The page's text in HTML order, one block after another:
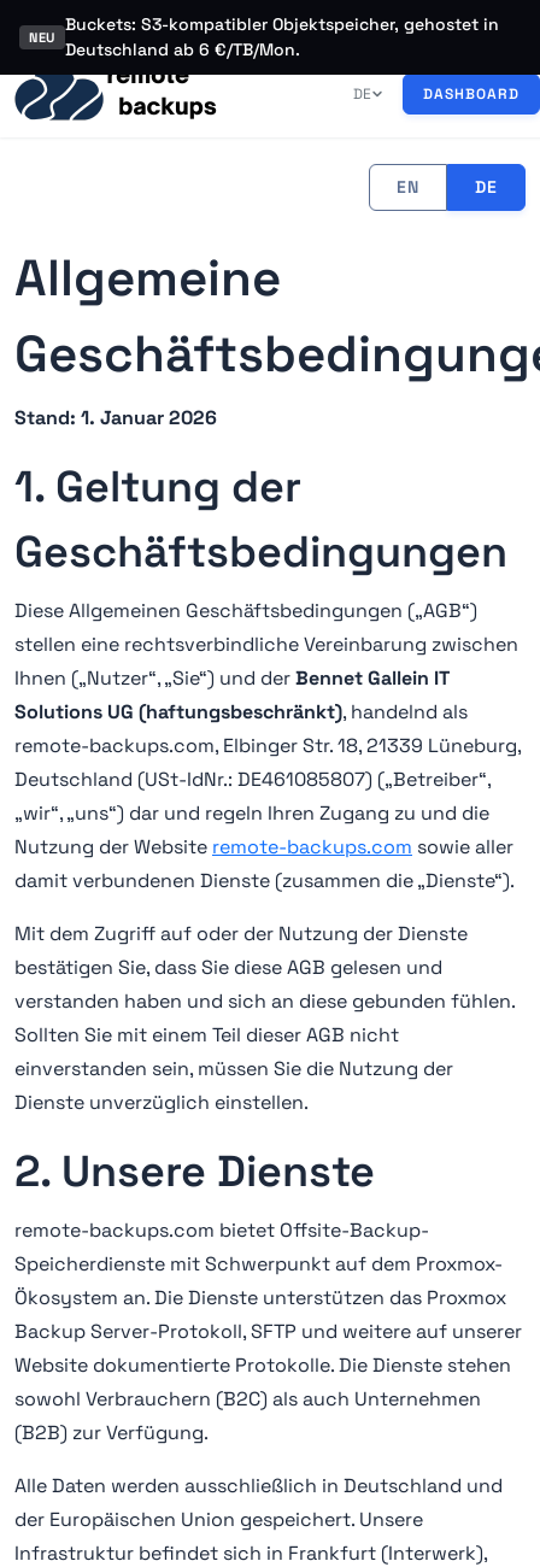
NEU
Buckets: S3-kompatibler Objektspeicher, gehostet in
Deutschland ab 6 €/TB/Mon.
DE DASHBOARD
EN DE
Allgemeine
Stand: 1. Januar 2026
1. Geltung der
Geschäftsbedingungen
Diese Allgemeinen Geschäftsbedingungen („AGB“)
stellen eine rechtsverbindliche Vereinbarung zwischen
Ihnen („Nutzer“, „Sie“) und derBennet Gallein IT
Solutions UG (haftungsbeschränkt), handelnd als
remote-backups.com, Elbinger Str. 18, 21339 Lüneburg,
Deutschland (USt-IdNr.: DE461085807) („Betreiber“,
„wir“, „uns“) dar und regeln Ihren Zugang zu und die
Nutzung der Website remote-backups.com sowie aller
damit verbundenen Dienste (zusammen die „Dienste“).
Mit dem Zugriff auf oder der Nutzung der Dienste
bestätigen Sie, dass Sie diese AGB gelesen und
verstanden haben und sich an diese gebunden fühlen.
Sollten Sie mit einem Teil dieser AGB nicht
einverstanden sein, müssen Sie die Nutzung der
Dienste unverzüglich einstellen.
2. Unsere Dienste
remote-backups.com bietet Offsite-Backup-
Speicherdienste mit Schwerpunkt auf dem Proxmox-
Ökosystem an. Die Dienste unterstützen das Proxmox
Backup Server-Protokoll, SFTP und weitere auf unserer
Website dokumentierte Protokolle. Die Dienste stehen
sowohl Verbrauchern (B2C) als auch Unternehmen
(B2B) zur Verfügung.
Alle Daten werden ausschließlich in Deutschland und
der Europäischen Union gespeichert. Unsere
Infrastruktur befindet sich in Frankfurt (Interwerk),